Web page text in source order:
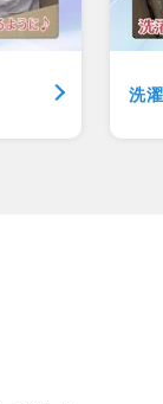
洗